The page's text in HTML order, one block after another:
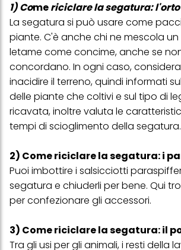
1) Comericiclare la segatura: l'orto
La segatura si può usare come
piante. C'è anche chi ne mescola
letame come concime, anche se
concordano. In ogni caso,
inacidire il terreno, quindi informati
delle piante che coltivi e sul tipo di
ricavata, inoltre valuta le
tempi di scioglimento della segatura.
2) Come riciclare la segatura: i
Puoi imbottire i salsicciotti
segatura e chiuderli per bene. Qui
per confezionare gli accessori.
3) Come riciclare la segatura: il
Tra gli usi per gli animali, i resti della